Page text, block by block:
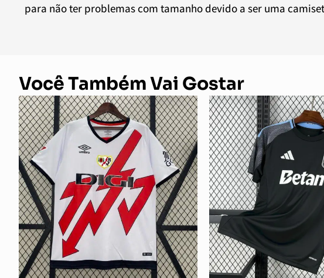
para não ter problemas com tamanho devido a ser uma
Você Também Vai Gostar